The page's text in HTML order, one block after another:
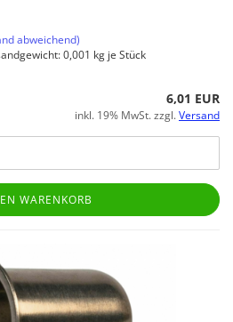
abweichend)
0,001 kg je Stück
6,01 EUR
inkl. 19% MwSt. zzgl.Versand
WARENKORB